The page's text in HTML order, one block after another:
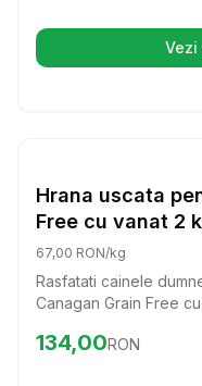
Vezi
Hrana uscata
Free cu vanat 2
67,00 RON/kg
Rasfatati cainele
Canagan Grain Free
mica, oferindu-le o
Preț:134.00
134,00RON